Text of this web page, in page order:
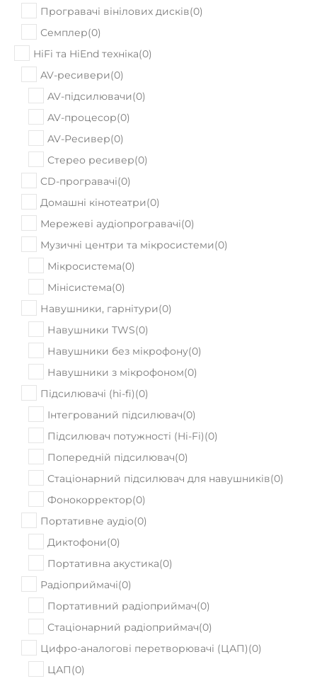
Програвачі вінілових дисків(0)
Семплер(0)
HiFi та HiEnd техніка(0)
AV-ресивери(0)
AV-підсилювачи(0)
AV-процесор(0)
AV-Ресивер(0)
Стерео ресивер(0)
CD-програвачі(0)
Домашні кінотеатри(0)
Мережеві аудіопрогравачі(0)
Музичні центри та мікросистеми(0)
Мікросистема(0)
Мінісистема(0)
Навушники, гарнітури(0)
Навушники TWS(0)
Навушники без мікрофону(0)
Навушники з мікрофоном(0)
Підсилювачі (hi-fi)(0)
Інтегрований підсилювач(0)
Підсилювач потужності (Hi-Fi)(0)
Попередній підсилювач(0)
Стаціонарний підсилювач для навушників(0)
Фонокорректор(0)
Портативне аудіо(0)
Диктофони(0)
Портативна акустика(0)
Радіоприймачі(0)
Портативний радіоприймач(0)
Стаціонарний радіоприймач(0)
Цифро-аналогові перетворювачі (ЦАП)(0)
ЦАП(0)